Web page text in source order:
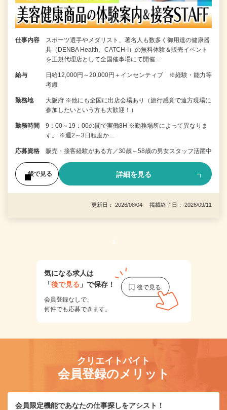
仕事内容
スポーツ選手やメダリスト、著名人も数多く御用達の健康器
具（DENBA Health、CATCH-I）の無料体験＆販売イベント
を正規代理店として全国催事場にて開催…
給与
日給12,000円～20,000円＋インセンティブ ※経験・能力等
考慮
勤務地
大阪府 ※他にも全国に出店会場あり（旅行感覚で遠方現場に
参加したいという方も大歓迎！）
勤務時間
9：00～19：00の間で実働8H ※勤務場所によって異なりま
す。 ※週2～3日程度か…
応募資格 販売・接客経験がある方／30歳～58歳の男女スタッフ活躍中
後で見る 詳細を見る
更新日： 2026/08/04 掲載終了日： 2026/09/11
1
気になる求人は
「後で見る 」で保存！
会員登録なしで、
何件でも応募できます。
クリエイトバイト
会員登録のメリット
会員限定機能であなたの仕事探しをアシスト！